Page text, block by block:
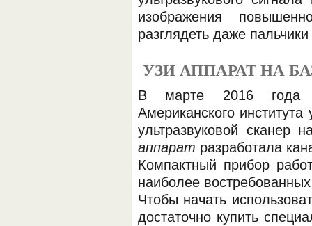
изображения
разглядеть даже
УЗИ АППАРАТ НА
В марте 2016 года
Американского
ультразвуковой
аппарат разработала
Компактный прибор
наиболее
Чтобы начать
достаточно купить